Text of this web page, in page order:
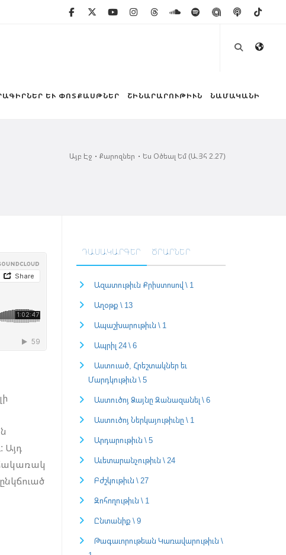
ԵՒ ՓՈՏՔԱՍԹՆԵՐ ՇԻՆԱՐԱՐՈՒԹԻՒՆ ՆԱՄԱԿԱՆԻ
Այբ Էջ Քարոզներ Ես Օծեալ Եմ (Ա.Յհ 2.27)
Այդ
ԴԱՍԱԿԱՐԳԵՐ ԾՐԱՐՆԵՐ
Ազատութիւն Քրիստոսով \ 1
Աղօթք \ 13
Ապաշխարութիւն \ 1
Ապրիլ 24 \ 6
Աստուած, Հրեշտակներ եւ
Մարդկութիւն \ 5
Աստուծոյ Ձայնը Զանազանել \ 6
Աստուծոյ Ներկայութիւնը \ 1
Արդարութիւն \ 5
Աւետարանչութիւն \ 24
Բժշկութիւն \ 27
Զոհողութիւն \ 1
Ընտանիք \ 9
Թագաւորութեան Կառավարութիւն \